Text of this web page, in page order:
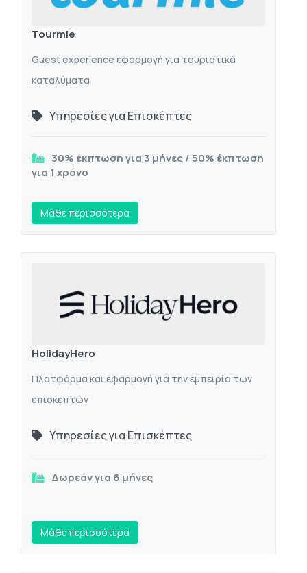
Tourmie
Guest experience εφαρμογή για τουριστικά
καταλύματα
Υπηρεσίες για Επισκέπτες
30% έκπτωση για 3 μήνες / 50% έκπτωση
για 1 χρόνο
Mάθε περισσότερα
HolidayHero
Πλατφόρμα και εφαρμογή για την εμπειρία των
επισκεπτών
Υπηρεσίες για Επισκέπτες
Δωρεάν για 6 μήνες
Mάθε περισσότερα